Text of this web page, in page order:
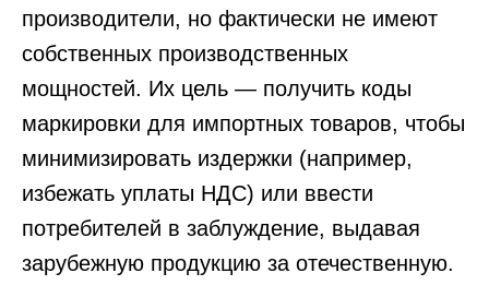
производители, но фактически не имеют
собственных производственных
мощностей. Их цель — получить коды
маркировки для импортных товаров, чтобы
минимизировать издержки (например,
избежать уплаты НДС) или ввести
потребителей в заблуждение, выдавая
зарубежную продукцию за отечественную.